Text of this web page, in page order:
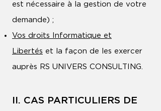
est nécessaire à la gestion de votre
demande) ;
Vos droits Informatique et
Libertés et la façon de les exercer
auprès RS UNIVERS CONSULTING.
II. CAS PARTICULIERS DE